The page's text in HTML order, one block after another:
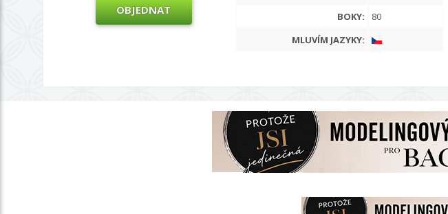
OBJEDNAT
BOKY:
80
MLUVÍM JAZYKY: